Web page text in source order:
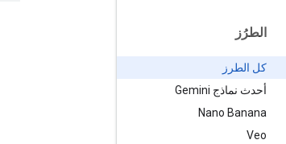
الطرُز
كل الطرز
أحدث نماذج Gemini
Nano Banana
Veo